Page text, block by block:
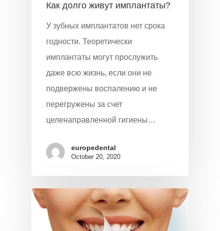
Как долго живут имплантаты?
У зубных имплантатов нет срока
годности. Теоретически
имплантаты могут прослужить
даже всю жизнь, если они не
подвержены воспалению и не
перегружены за счет
целенаправленной гигиены…
europedental
October 20, 2020
Начать Анализ »
Домой